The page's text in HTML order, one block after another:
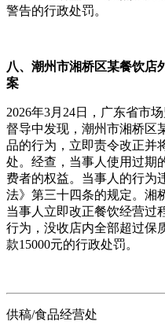
警告的行政处罚。
八、潮州市湘桥区某餐饮店
案
2026年3月24日，广东省市
督导中发现，潮州市湘桥区
品的行为，立即责令改正并
处。经查，当事人使用过期
费者的权益。当事人的行为
法》第三十四条的规定。湘
当事人立即改正餐饮经营过
行为，没收店内全部超过保
款15000元的行政处罚。
供稿/食品经营处